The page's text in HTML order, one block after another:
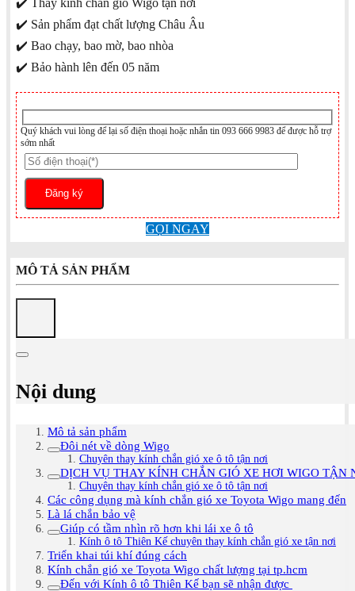
✔️ Thay kính chắn gió Wigo tận nơi
✔️ Sản phẩm đạt chất lượng Châu Âu
✔️ Bao chạy, bao mờ, bao nhòa
✔️ Bảo hành lên đến 05 năm
Quý khách vui lòng để lại số điện thoại hoặc nhắn tin 093 666 9983 để được hỗ trợ
sớm nhất
GỌI NGAY
MÔ TẢ SẢN PHẨM
Nội dung
Mô tả sản phẩm
Đôi nét về dòng Wigo
Chuyên thay kính chắn gió xe ô tô tận nơi
DỊCH VỤ THAY KÍNH CHẮN GIÓ XE HƠI WIGO TẬN
Chuyên thay kính chắn gió xe ô tô tận nơi
Các công dụng mà kính chắn gió xe Toyota Wigo mang đến
Là lá chắn bảo vệ
Giúp có tầm nhìn rõ hơn khi lái xe ô tô
Kính ô tô Thiên Kế chuyên thay kính chắn gió xe tận nơi
Triển khai túi khí đúng cách
Kính chắn gió xe Toyota Wigo chất lượng tại tp.hcm
Đến với Kính ô tô Thiên Kế bạn sẽ nhận được